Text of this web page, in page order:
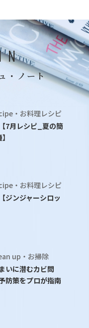
・ノート
・お料理レシピ
7月レシピ_夏の簡
・お料理レシピ
ジンジャーシロッ
up・お掃除
いに潜むカビ問
防策をプロが指南